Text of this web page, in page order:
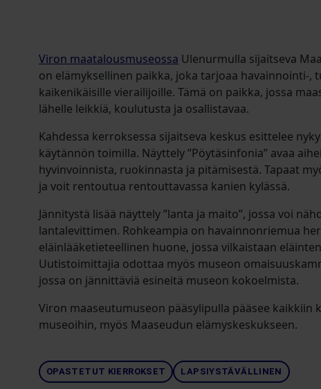
Viron maatalousmuseossa Ulenurmulla sijaitseva
on elämyksellinen paikka, joka tarjoaa havainnointi-,
kaikenikäisille vierailijoille. Tämä on paikka, jossa
lähelle leikkiä, koulutusta ja osallistavaa.
Kahdessa kerroksessa sijaitseva keskus esittelee
käytännön toimilla. Näyttely ”Pöytäsinfonia” avaa
hyvinvoinnista, ruokinnasta ja pitämisestä. Tapaat
ja voit rentoutua rentouttavassa kanien kylässä.
Jännitystä lisää näyttely ”lanta ja maito”, jossa voi
lantalevittimen. Rohkeampia on havainnonriemua
eläinlääketieteellinen huone, jossa vilkaistaan
Uutistoimittajia odottaa myös museon
jossa on jännittäviä esineitä museon kokoelmista.
Viron maaseutumuseon pääsylipulla pääsee kaikkiin
museoihin, myös Maaseudun elämyskeskukseen.
OPASTETUT KIERROKSET LAPSIYSTÄVÄLLINEN